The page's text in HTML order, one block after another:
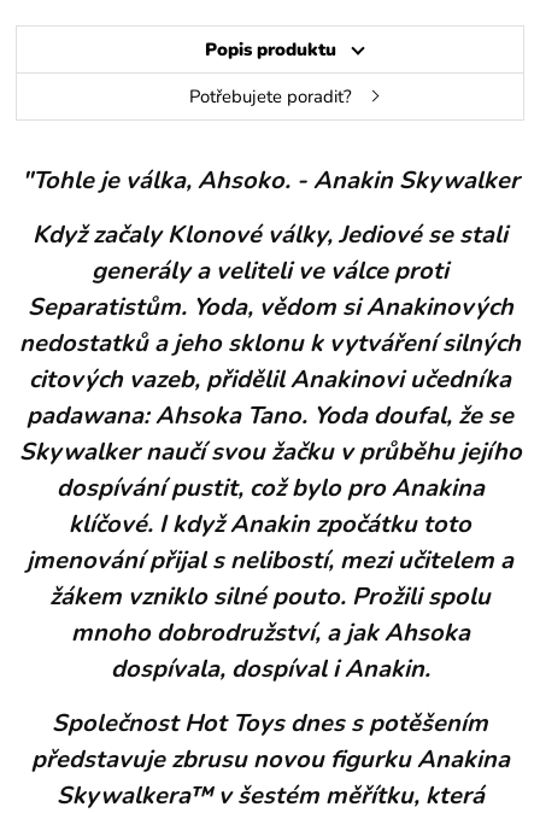
Popis produktu
Potřebujete poradit?
"Tohle je válka, Ahsoko. - Anakin Skywalker
Když začaly Klonové války, Jediové se stali
generály a veliteli ve válce proti
Separatistům. Yoda, vědom si Anakinových
nedostatků a jeho sklonu k vytváření silných
citových vazeb, přidělil Anakinovi učedníka
padawana: Ahsoka Tano. Yoda doufal, že se
Skywalker naučí svou žačku v průběhu jejího
dospívání pustit, což bylo pro Anakina
klíčové. I když Anakin zpočátku toto
jmenování přijal s nelibostí, mezi učitelem a
žákem vzniklo silné pouto. Prožili spolu
mnoho dobrodružství, a jak Ahsoka
dospívala, dospíval i Anakin.
Společnost Hot Toys dnes s potěšením
představuje zbrusu novou figurku Anakina
Skywalkera™ v šestém měřítku, která